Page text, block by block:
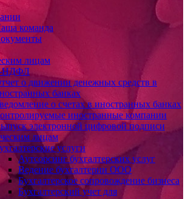
команда
лицам
НДФЛ
о движении денежных средств в
банках
о счетах в иностранных банках
иностранные компании
электронной цифровой подписи
лицам
услуги
Аутсорсинг бухгалтерских услуг
Ведение бухгалтерии ООО
Бухгалтерское сопровождение бизнеса
Бухгалтерский учет для